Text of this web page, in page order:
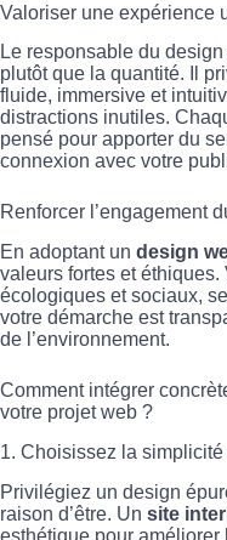
Valoriser une expérience
Le responsable du
plutôt que la quantité. Il
fluide, immersive et
distractions inutiles.
pensé pour apporter du
connexion avec votre
Renforcer l’engagement
En adoptant un design
valeurs fortes et
écologiques et sociaux,
votre démarche est
de l’environnement.
Comment intégrer
votre projet web ?
1. Choisissez la
Privilégiez un design
raison d’être. Un site
esthétique pour